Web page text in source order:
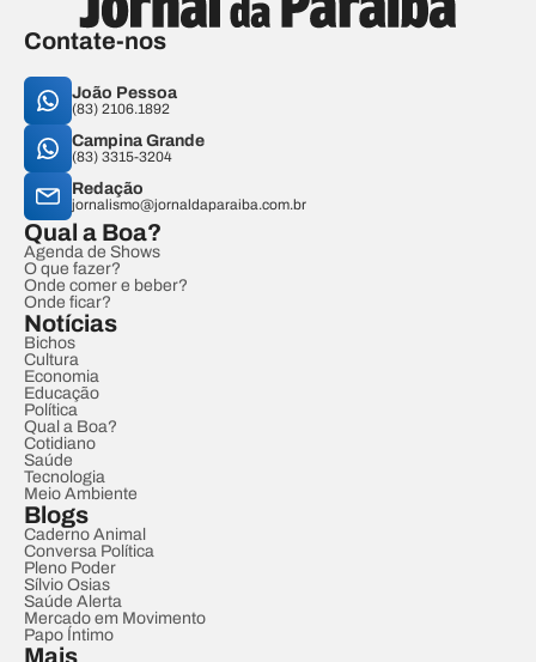
Contate-nos
João Pessoa
(83) 2106.1892
Campina Grande
(83) 3315-3204
Redação
jornalismo@jornaldaparaiba.com.br
Qual a Boa?
Agenda de Shows
O que fazer?
Onde comer e beber?
Onde ficar?
Notícias
Bichos
Cultura
Economia
Educação
Política
Qual a Boa?
Cotidiano
Saúde
Tecnologia
Meio Ambiente
Blogs
Caderno Animal
Conversa Política
Pleno Poder
Sílvio Osias
Saúde Alerta
Mercado em Movimento
Papo Íntimo
Mais